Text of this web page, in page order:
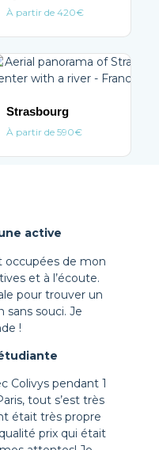
À partir de 420€
Strasbourg
À partir de 590€
active
occupées de mon
et à l’écoute.
pour trouver un
souci. Je
!
Colivys pendant 1
tout s’est très
était très propre
prix qui était